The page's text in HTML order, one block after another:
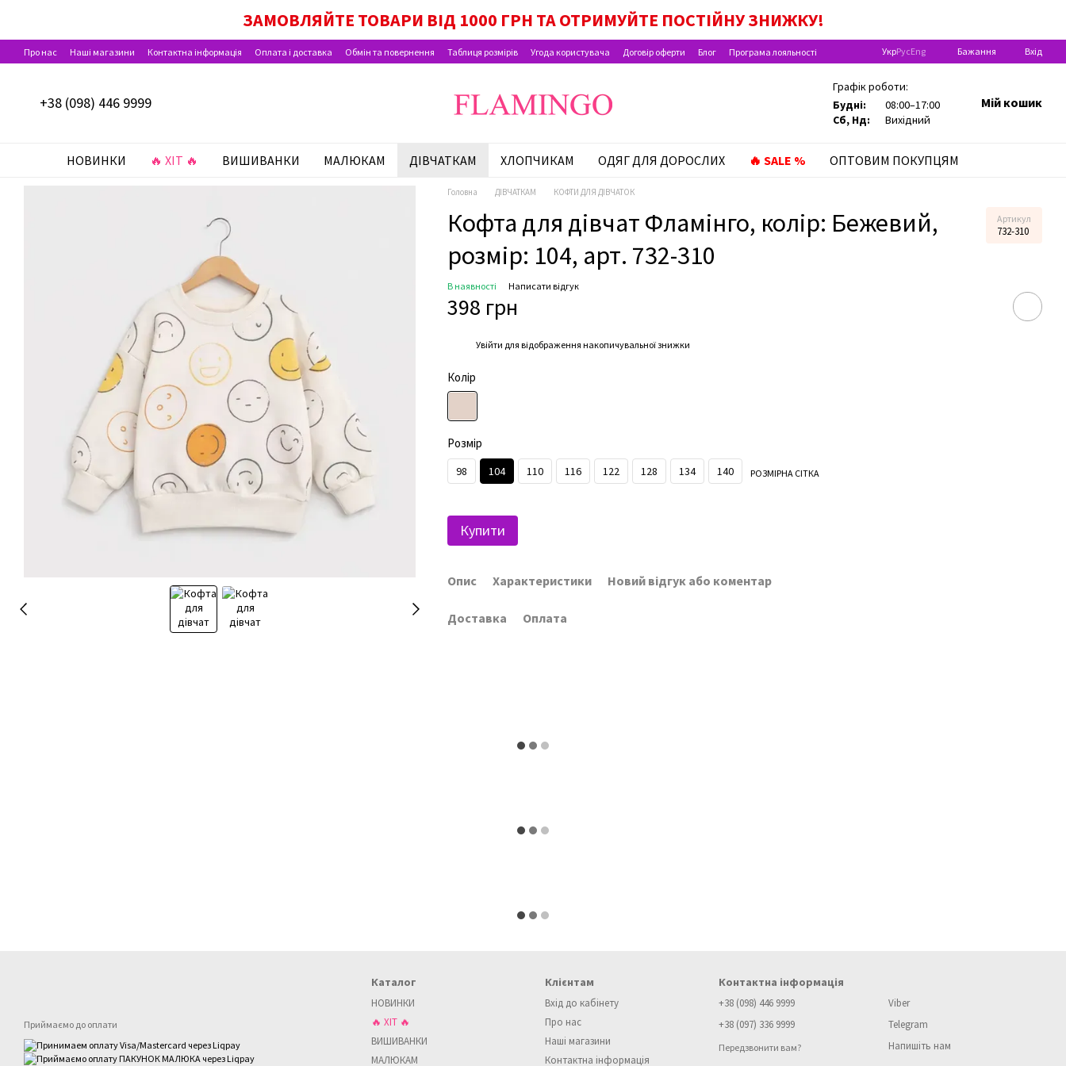
ЗАМОВЛЯЙТЕ ТОВАРИ ВІД 1000 ГРН ТА ОТРИМУЙТЕ ПОСТІЙНУЗНИЖКУ!
ДІЄ ОПЛАТА ПАКУНОК МАЛЮКА, ПАКУНОК ШКОЛЯРА, ВИПЛАТИ НА ДИТИНУ ДО РОКУ!
Про нас Наші магазини Контактна інформація Оплата і доставка Обмін та повернення Таблиця розмірів Угода користувача Договір оферти Блог
Програма лояльності
Відгуки про магазин
УкрРусEng Бажання Вхід
+38 (098) 446 9999
Графік роботи:
Будні:
08:00–17:00
Сб, Нд:
Вихідний
Мій кошик
НОВИНКИ 🔥 ХІТ 🔥 ВИШИВАНКИ МАЛЮКАМ ДІВЧАТКАМ ХЛОПЧИКАМ ОДЯГ ДЛЯ ДОРОСЛИХ 🔥 SALE % ОПТОВИМ ПОКУПЦЯМ
Головна ДІВЧАТКАМ КОФТИ ДЛЯ ДІВЧАТОК
Кофта для дівчат Фламінго, колір: Бежевий,
розмір: 104, арт. 732-310
Артикул
732-310
В наявності Написати відгук
398 грн
Увійти для відображення накопичувальної знижки
Колір
Розмір
98 104 110 116 122 128 134 140 РОЗМІРНА СІТКА
Купити
Опис Характеристики Новий відгук або коментар
Доставка Оплата
Приймаємо до оплати
Каталог
НОВИНКИ
🔥 ХІТ 🔥
ВИШИВАНКИ
МАЛЮКАМ
Клієнтам
Вхід до кабінету
Про нас
Наші магазини
Контактна інформація
Контактна інформація
+38 (098) 446 9999
+38 (097) 336 9999
Передзвонити вам?
Viber
Telegram
Напишіть нам